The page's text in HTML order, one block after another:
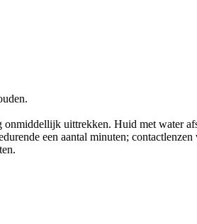
uittrekken. Huid met water
een aantal minuten;